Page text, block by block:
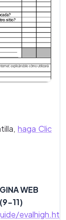
haga Clic
WEB
11)